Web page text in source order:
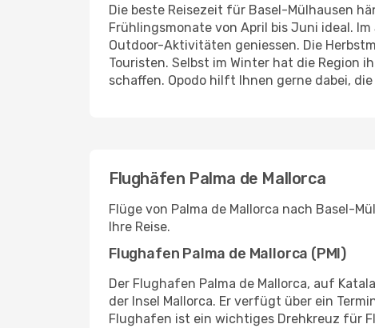
Die beste Reisezeit für Basel-Mülhausen
Frühlingsmonate von April bis Juni ideal.
Outdoor-Aktivitäten geniessen. Die
Touristen. Selbst im Winter hat die Region
schaffen. Opodo hilft Ihnen gerne dabei,
Flughäfen Palma de Mallorca
Flüge von Palma de Mallorca nach Basel-
Ihre Reise.
Flughafen Palma de Mallorca (PMI)
Der Flughafen Palma de Mallorca, auf
der Insel Mallorca. Er verfügt über ein
Flughafen ist ein wichtiges Drehkreuz für